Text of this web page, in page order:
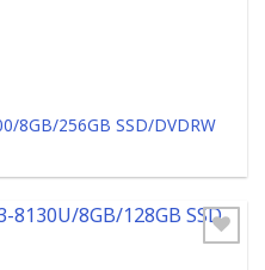
8GB/256GB SSD/DVDRW